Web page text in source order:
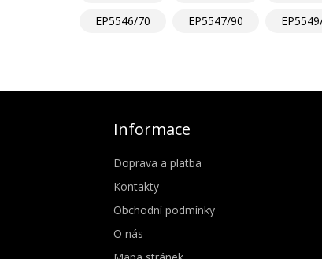
EP5546/70
EP5547/90
Informace
Doprava a platba
Kontakty
Obchodní podmínky
O nás